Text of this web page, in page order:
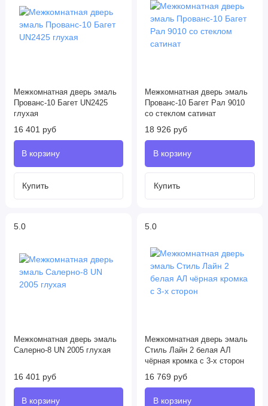
Межкомнатная дверь эмаль
Прованс-10 Багет UN2425
глухая
16 401 руб
Межкомнатная дверь эмаль
Прованс-10 Багет Рал 9010
со стеклом сатинат
18 926 руб
5.0
Межкомнатная дверь эмаль
Салерно-8 UN 2005 глухая
16 401 руб
5.0
Межкомнатная дверь эмаль
Стиль Лайн 2 белая АЛ
чёрная кромка с 3-х сторон
16 769 руб